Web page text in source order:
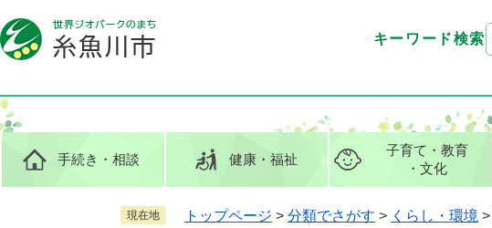
ー
ジ
先
頭
。
ニ
ュ
を
飛
て
手続き ・相談 健康・福祉
子育て ・教育
・文化
キーワード検索
l
現在地 トップページ > 分類でさがす > くらし・環境 >